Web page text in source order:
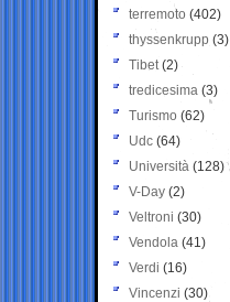
terremoto (402)
thyssenkrupp (3)
Tibet(2)
tredicesima (3)
Turismo (62)
Udc (64)
Università (128)
V-Day (2)
Veltroni (30)
Vendola (41)
Verdi (16)
Vincenzi (30)